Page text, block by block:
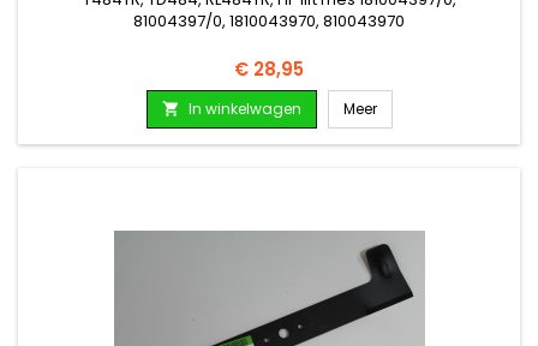
81004397/0, 1810043970, 810043970
Prijs
€ 28,95
 In winkelwagen Meer